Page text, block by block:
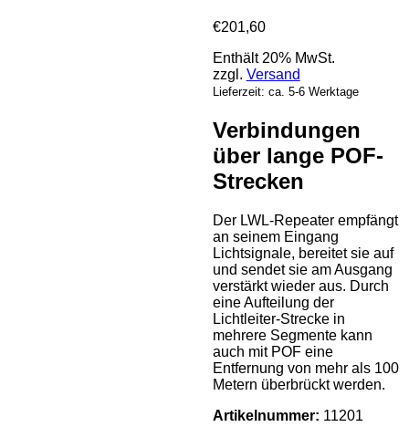
€201,60
Enthält 20% MwSt.
zzgl. Versand
Lieferzeit: ca. 5-6 Werktage
Verbindungen
über lange POF-
Strecken
Der LWL-Repeater empfängt
an seinem Eingang
Lichtsignale, bereitet sie auf
und sendet sie am Ausgang
verstärkt wieder aus. Durch
eine Aufteilung der
Lichtleiter-Strecke in
mehrere Segmente kann
auch mit POF eine
Entfernung von mehr als 100
Metern überbrückt werden.
Artikelnummer: 11201